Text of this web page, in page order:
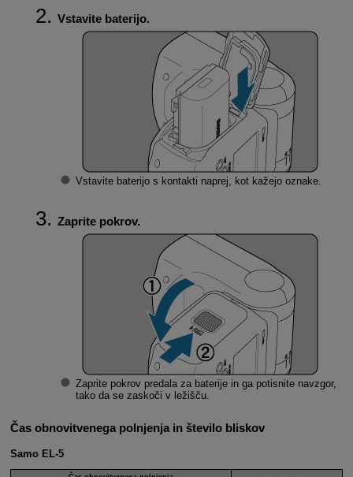
Vstavite baterijo.
Vstavite baterijo s kontakti naprej, kot kažejo oznake.
Zaprite pokrov.
Zaprite pokrov predala za baterije in ga potisnite navzgor,
tako da se zaskoči v ležišču.
Čas obnovitvenega polnjenja in število bliskov
Samo EL-5